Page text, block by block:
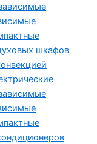
шкафов